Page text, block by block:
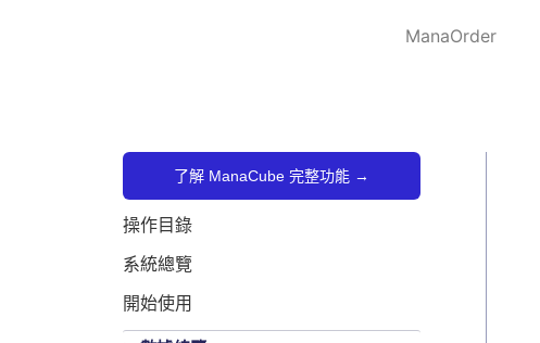
ManaOrder
了解 ManaCube 完整功能 →
操作目錄
系統總覽
開始使用